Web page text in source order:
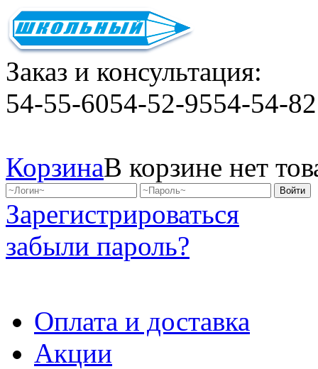
Заказ и консультация:
54-55-6054-52-9554-54-82
КорзинаВ корзине нет
Зарегистрироваться
забыли пароль?
Оплата и доставка
Акции